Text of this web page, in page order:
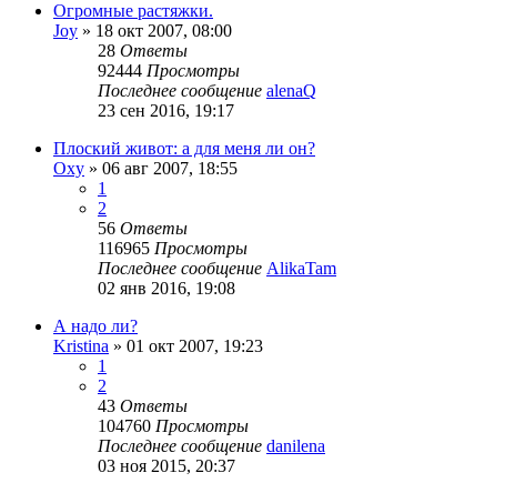
Огромные растяжки.
Joy » 18 окт 2007, 08:00
28 Ответы
92444 Просмотры
Последнее сообщение alenaQ
23 сен 2016, 19:17
Плоский живот: а для меня ли он?
Oxy » 06 авг 2007, 18:55
1
2
56 Ответы
116965 Просмотры
Последнее сообщение AlikaTam
02 янв 2016, 19:08
А надо ли?
Kristina » 01 окт 2007, 19:23
1
2
43 Ответы
104760 Просмотры
Последнее сообщение danilena
03 ноя 2015, 20:37